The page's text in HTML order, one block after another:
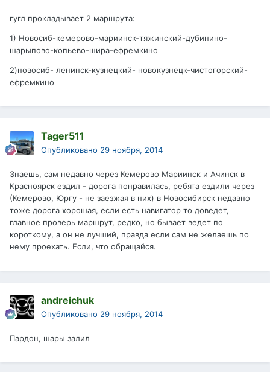
гугл прокладывает 2 маршрута:
1) Новосиб-кемерово-мариинск-тяжинский-дубинино-
шарыпово-копьево-шира-ефремкино
2)новосиб- ленинск-кузнецкий- новокузнецк-чистогорский-
ефремкино
Tager511
Опубликовано 29 ноября, 2014
Знаешь, сам недавно через Кемерово Мариинск и Ачинск в
Красноярск ездил - дорога понравилась, ребята ездили через
(Кемерово, Юргу - не заезжая в них) в Новосибирск недавно
тоже дорога хорошая, если есть навигатор то доведет,
главное проверь маршрут, редко, но бывает ведет по
короткому, а он не лучший, правда если сам не желаешь по
нему проехать. Если, что обращайся.
andreichuk
Опубликовано 29 ноября, 2014
Пардон, шары залил